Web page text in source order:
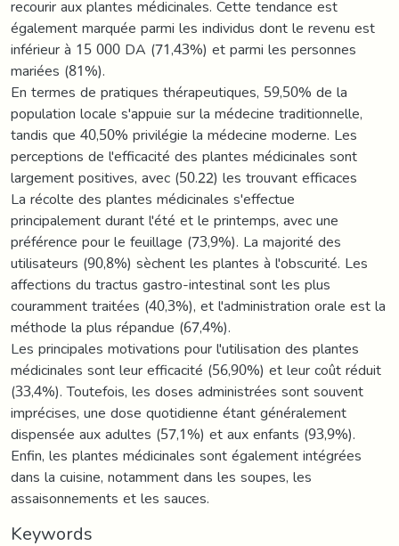
recourir aux plantes médicinales. Cette tendance est
également marquée parmi les individus dont le revenu est
inférieur à 15 000 DA (71,43%) et parmi les personnes
mariées (81%).
En termes de pratiques thérapeutiques, 59,50% de la
population locale s'appuie sur la médecine traditionnelle,
tandis que 40,50% privilégie la médecine moderne. Les
perceptions de l'efficacité des plantes médicinales sont
largement positives, avec (50.22) les trouvant efficaces
La récolte des plantes médicinales s'effectue
principalement durant l'été et le printemps, avec une
préférence pour le feuillage (73,9%). La majorité des
utilisateurs (90,8%) sèchent les plantes à l'obscurité. Les
affections du tractus gastro-intestinal sont les plus
couramment traitées (40,3%), et l'administration orale est la
méthode la plus répandue (67,4%).
Les principales motivations pour l'utilisation des plantes
médicinales sont leur efficacité (56,90%) et leur coût réduit
(33,4%). Toutefois, les doses administrées sont souvent
imprécises, une dose quotidienne étant généralement
dispensée aux adultes (57,1%) et aux enfants (93,9%).
Enfin, les plantes médicinales sont également intégrées
dans la cuisine, notamment dans les soupes, les
assaisonnements et les sauces.
Keywords